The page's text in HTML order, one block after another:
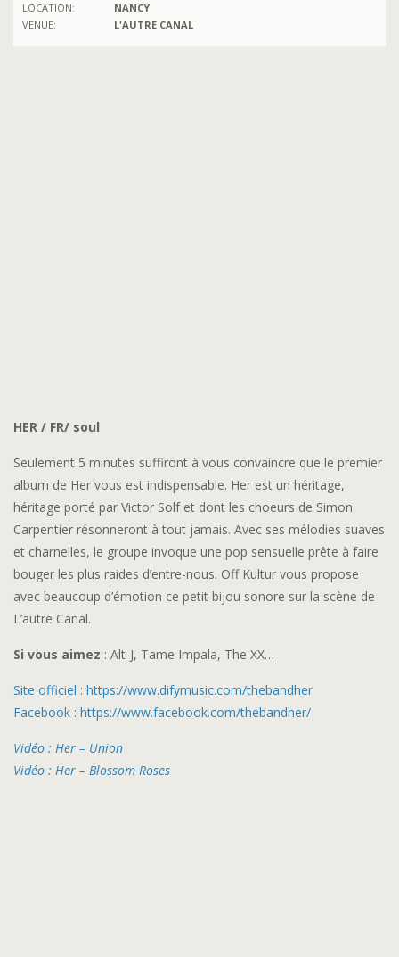
LOCATION:
NANCY
VENUE:
L'AUTRE CANAL
HER / FR/ soul
Seulement 5 minutes suffiront à vous convaincre que le premier
album de Her vous est indispensable. Her est un héritage,
héritage porté par Victor Solf et dont les choeurs de Simon
Carpentier résonneront à tout jamais. Avec ses mélodies suaves
et charnelles, le groupe invoque une pop sensuelle prête à faire
bouger les plus raides d’entre-nous. Off Kultur vous propose
avec beaucoup d’émotion ce petit bijou sonore sur la scène de
L’autre Canal.
Si vous aimez : Alt-J, Tame Impala, The XX…
Site officiel : https://www.difymusic.com/thebandher
Facebook : https://www.facebook.com/thebandher/
Vidéo : Her – Union
Vidéo : Her – Blossom Roses